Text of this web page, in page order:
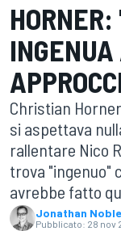
Christian
si aspettava
rallentare Nico
trova "ingenuo"
avrebbe fatto
Jonathan Noble
Pubblicato: 28 nov